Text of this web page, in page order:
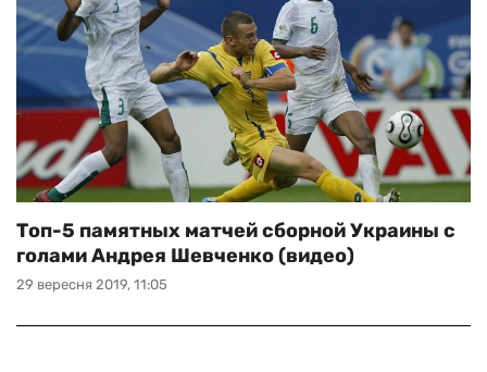
ІНТЕРВ'Ю
РІЗНЕ
БУКМЕКЕРИ
29 вересня 2019, 11:05
Топ-5 памятных матчей сборной Украины с
голами Андрея Шевченко (видео)